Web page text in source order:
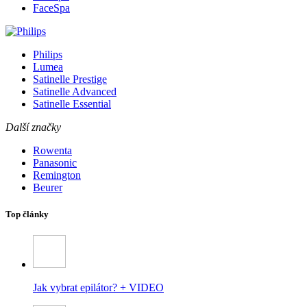
FaceSpa
Philips
Lumea
Satinelle Prestige
Satinelle Advanced
Satinelle Essential
Další značky
Rowenta
Panasonic
Remington
Beurer
Top články
Jak vybrat epilátor? + VIDEO